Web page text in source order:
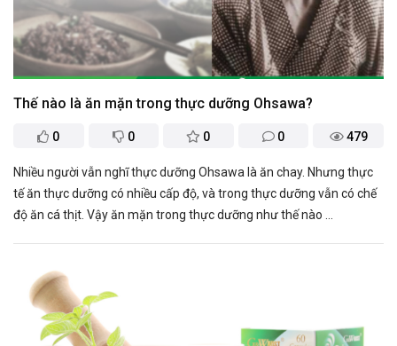
Thế nào là ăn mặn trong thực dưỡng Ohsawa?
0 0 0 0 479
Nhiều người vẫn nghĩ thực dưỡng Ohsawa là ăn chay. Nhưng thực
tế ăn thực dưỡng có nhiều cấp độ, và trong thực dưỡng vẫn có chế
độ ăn cá thịt. Vậy ăn mặn trong thực dưỡng như thế nào ...